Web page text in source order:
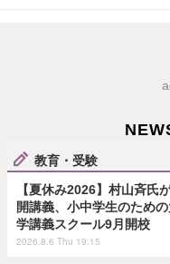
教育・受験
【夏休み2026】村山斉氏
開講義、小中学生のため
学講義スクール9月開校
2026.8.6 Thu 19:15